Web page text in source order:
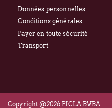
Données personnelles
Conditions générales
Payer en toute sécurité
Transport
Copyright @2026 PICLA BVBA